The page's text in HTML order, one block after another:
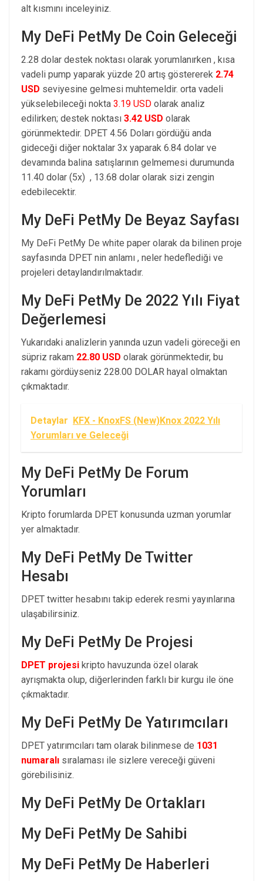
alt kısmını inceleyiniz.
My DeFi PetMy De Coin Geleceği
2.28 dolar destek noktası olarak yorumlanırken , kısa
vadeli pump yaparak yüzde 20 artış göstererek 2.74
USD seviyesine gelmesi muhtemeldir. orta vadeli
yükselebileceği nokta 3.19 USD olarak analiz
edilirken; destek noktası 3.42 USD olarak
görünmektedir. DPET 4.56 Doları gördüğü anda
gideceği diğer noktalar 3x yaparak 6.84 dolar ve
devamında balina satışlarının gelmemesi durumunda
11.40 dolar (5x) , 13.68 dolar olarak sizi zengin
edebilecektir.
My DeFi PetMy De Beyaz Sayfası
My DeFi PetMy De white paper olarak da bilinen proje
sayfasında DPET nin anlamı , neler hedeflediği ve
projeleri detaylandırılmaktadır.
My DeFi PetMy De 2022 Yılı Fiyat
Değerlemesi
Yukarıdaki analizlerin yanında uzun vadeli göreceği en
süpriz rakam 22.80 USD olarak görünmektedir, bu
rakamı gördüyseniz 228.00 DOLAR hayal olmaktan
çıkmaktadır.
Detaylar KFX - KnoxFS (New)Knox 2022 Yılı
Yorumları ve Geleceği
My DeFi PetMy De Forum
Yorumları
Kripto forumlarda DPET konusunda uzman yorumlar
yer almaktadır.
My DeFi PetMy De Twitter
Hesabı
DPET twitter hesabını takip ederek resmi yayınlarına
ulaşabilirsiniz.
My DeFi PetMy De Projesi
DPET projesi kripto havuzunda özel olarak
ayrışmakta olup, diğerlerinden farklı bir kurgu ile öne
çıkmaktadır.
My DeFi PetMy De Yatırımcıları
DPET yatırımcıları tam olarak bilinmese de 1031
numaralı sıralaması ile sizlere vereceği güveni
görebilisiniz.
My DeFi PetMy De Ortakları
My DeFi PetMy De Sahibi
My DeFi PetMy De Haberleri